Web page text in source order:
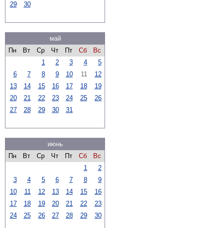
29
30
май
Пн
Вт Ср Чт Пт Сб
Вс
1
2 3 4
5
6
7 8 9 10 11
12
13
14 15 16 17 18
19
20
21 22 23 24 25
26
27
28 29 30 31
июнь
Пн
Вт Ср Чт Пт Сб
Вс
1
2
3
4 5 6 7 8
9
10
11 12 13 14 15
16
17
18 19 20 21 22
23
24
25 26 27 28 29 30